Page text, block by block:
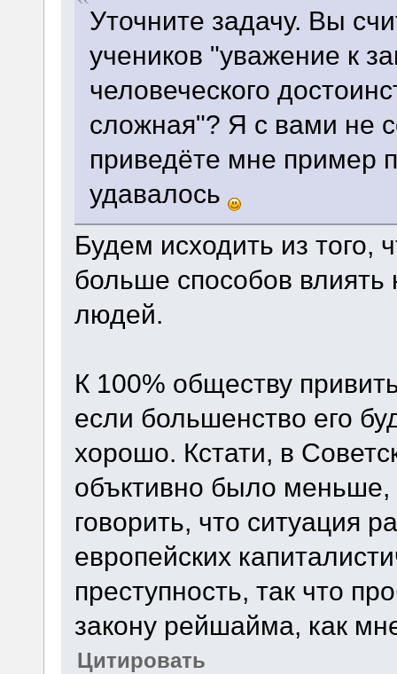
Уточните задачу. Вы
учеников "уважение к
человеческого
сложная"? Я с вами не
приведёте мне пример
удавалось
Будем исходить из того,
больше способов
людей.
К 100% обществу
если большенство его
хорошо. Кстати, в
объктивно было меньше,
говорить, что ситуация
европейских
преступность, так что
закону рейшайма, как
Цитировать